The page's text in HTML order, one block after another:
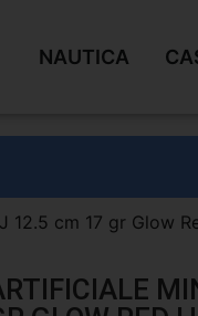
NAUTICA
cm 17 gr Glow